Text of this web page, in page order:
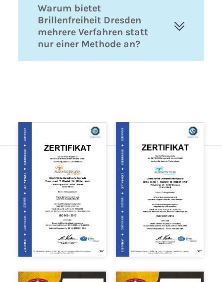
Warum bietet
Brillenfreiheit Dresden
mehrere Verfahren statt
nur einer Methode an?